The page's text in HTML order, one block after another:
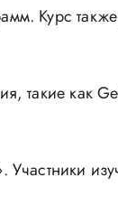
Курс также
такие как